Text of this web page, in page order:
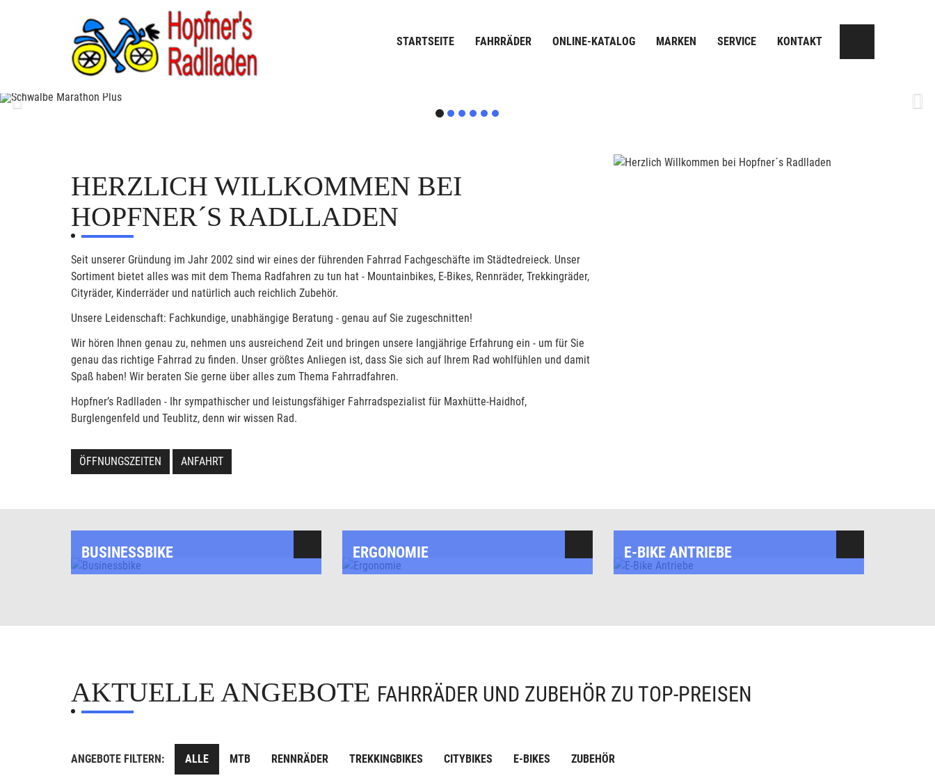
STARTSEITE FAHRRÄDER ONLINE-KATALOG MARKEN SERVICE KONTAKT
Previous
HERZLICH WILLKOMMEN BEI
HOPFNER´S RADLLADEN
Seit unserer Gründung im Jahr 2002 sind wir eines der führenden Fahrrad Fachgeschäfte im Städtedreieck. Unser
Sortiment bietet alles was mit dem Thema Radfahren zu tun hat - Mountainbikes, E-Bikes, Rennräder, Trekkingräder,
Cityräder, Kinderräder und natürlich auch reichlich Zubehör.
Unsere Leidenschaft: Fachkundige, unabhängige Beratung - genau auf Sie zugeschnitten!
Wir hören Ihnen genau zu, nehmen uns ausreichend Zeit und bringen unsere langjährige Erfahrung ein - um für Sie
genau das richtige Fahrrad zu finden. Unser größtes Anliegen ist, dass Sie sich auf Ihrem Rad wohlfühlen und damit
Spaß haben! Wir beraten Sie gerne über alles zum Thema Fahrradfahren.
Hopfner’s Radlladen - Ihr sympathischer und leistungsfähiger Fahrradspezialist für Maxhütte-Haidhof,
Burglengenfeld und Teublitz, denn wir wissen Rad.
ÖFFNUNGSZEITEN ANFAHRT
BUSINESSBIKE ERGONOMIE E-BIKE ANTRIEBE
AKTUELLE ANGEBOTE FAHRRÄDER UND ZUBEHÖR ZU TOP-PREISEN
ANGEBOTE FILTERN: ALLE MTB RENNRÄDER TREKKINGBIKES CITYBIKES E-BIKES ZUBEHÖR